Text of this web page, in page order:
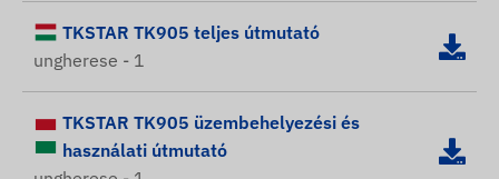
TKSTAR TK905 teljes útmutató
ungherese - 1
TKSTAR TK905 üzembehelyezési és
használati útmutató